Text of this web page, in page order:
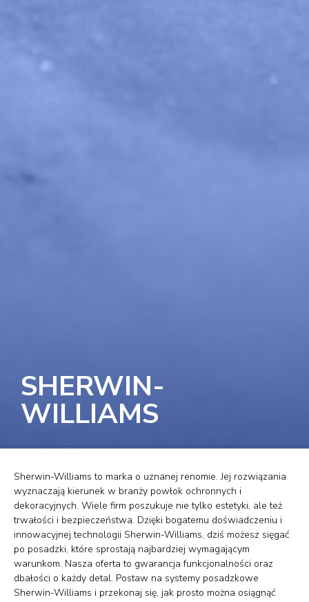
SHERWIN-
WILLIAMS
Sherwin-Williams to marka o uznanej renomie. Jej rozwiązania
wyznaczają kierunek w branży powłok ochronnych i
dekoracyjnych. Wiele firm poszukuje nie tylko estetyki, ale też
trwałości i bezpieczeństwa. Dzięki bogatemu doświadczeniu i
innowacyjnej technologii Sherwin-Williams, dziś możesz sięgać
po posadzki, które sprostają najbardziej wymagającym
warunkom. Nasza oferta to gwarancja funkcjonalności oraz
dbałości o każdy detal. Postaw na systemy posadzkowe
Sherwin-Williams i przekonaj się, jak prosto można osiągnąć